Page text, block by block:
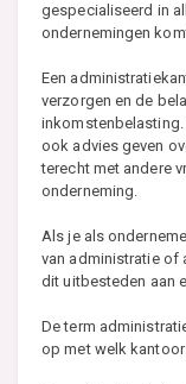
gespecialiseerd in
ondernemingen
Een
verzorgen en de
inkomstenbelasting.
ook advies geven
terecht met andere
onderneming.
Als je als
van administratie of
dit uitbesteden aan
De term
op met welk